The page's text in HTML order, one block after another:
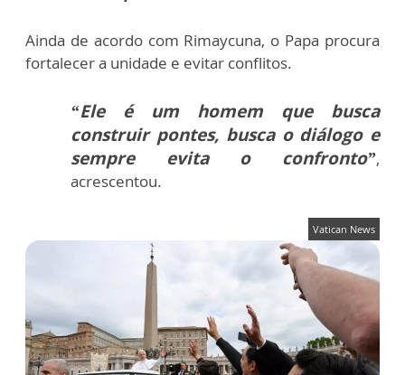
Ainda de acordo com Rimaycuna, o Papa procura
fortalecer a unidade e evitar conflitos.
“Ele é um homem que busca
construir pontes, busca o diálogo e
sempre evita o confronto”,
acrescentou.
Vatican News